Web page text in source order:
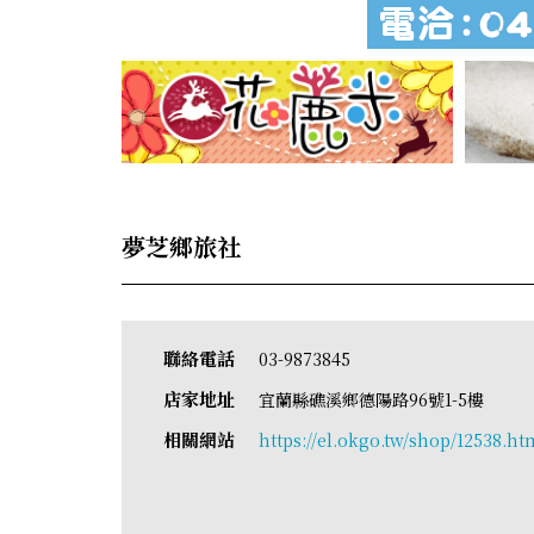
夢芝鄉旅社
聯絡電話 03-9873845
店家地址 宜蘭縣礁溪鄉德陽路96號1-5樓
相關網站 https://el.okgo.tw/shop/